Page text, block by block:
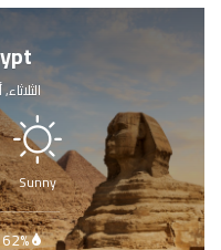
الثلاثاء,
Sunny
62%